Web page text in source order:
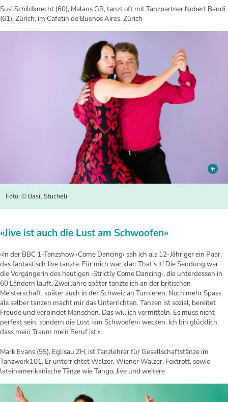
Foto: © Basil Stücheli
Susi Schildknecht (60), Malans GR, tanzt oft mit Tanzpartner Nobert Bandi
(61), Zürich, im Cafetin de Buenos Aires, Zürich
«Jive ist auch die Lust am Schwoofen»
«In der BBC 1-Tanzshow ‹Come Dancing› sah ich als 12-Jähriger ein Paar,
das fantastisch Jive tanzte. Für mich war klar: That’s it! Die Sendung war
die Vorgängerin des heutigen ‹Strictly Come Dancing›, die unterdessen in
60 Ländern läuft. Zwei Jahre später tanzte ich an der britischen
Meisterschaft, später auch in der Schweiz an Turnieren. Noch mehr Spass
als selber tanzen macht mir das Unterrichten. Tanzen ist sozial, bereitet
Freude und verbindet Menschen. Das will ich vermitteln. Es muss nicht
perfekt sein, sondern die Lust ‹am Schwoofen› wecken. Ich bin glücklich,
dass mein Traum mein Beruf ist.»
Mark Evans (55), Eglisau ZH, ist Tanzlehrer für Gesellschaftstänze im
Tanzwerk101. Er unterrichtet Walzer, Wiener Walzer, Foxtrott, sowie
lateinamerikanische Tänze wie Tango, Jive und weitere